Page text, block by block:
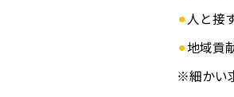
人と接
地域貢
※細かい